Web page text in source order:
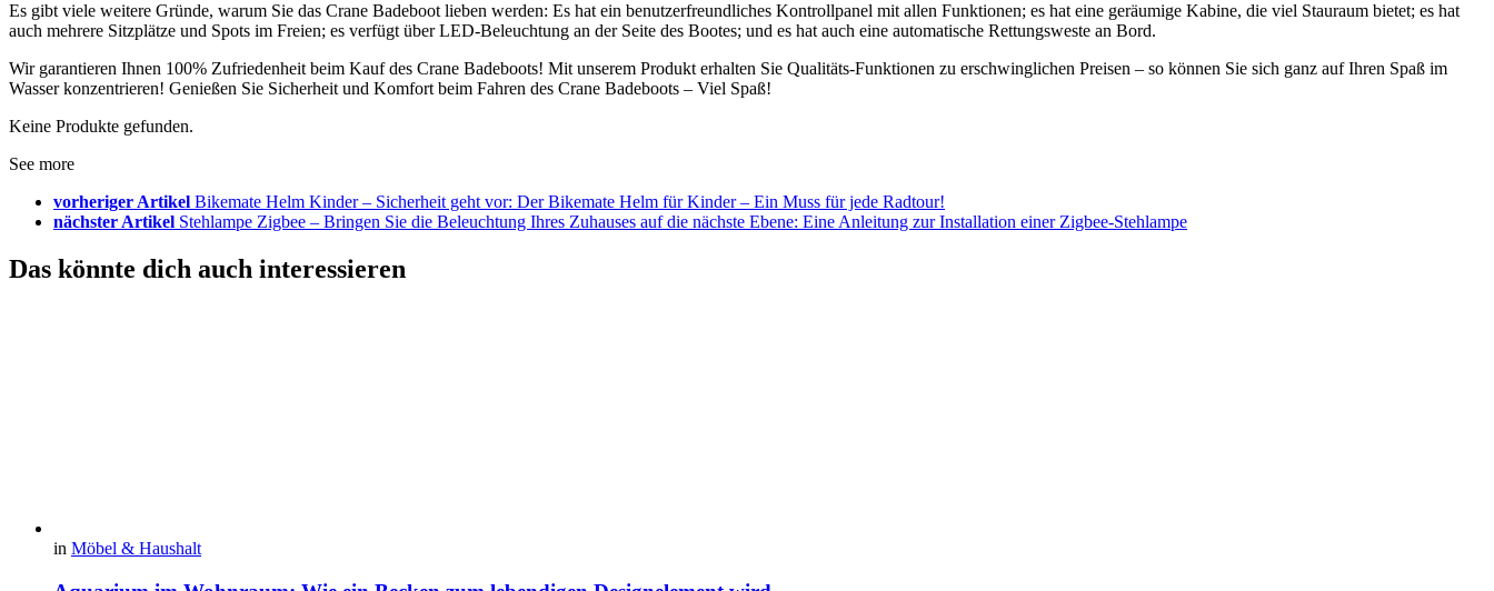
Es gibt viele weitere Gründe, warum Sie das Crane Badeboot lieben werden: Es hat ein benutzerfreundliches Kontrollpanel mit allen Funktionen; es hat eine geräumige Kabine, die viel Stauraum bietet; es hat
auch mehrere Sitzplätze und Spots im Freien; es verfügt über LED-Beleuchtung an der Seite des Bootes; und es hat auch eine automatische Rettungsweste an Bord.
Wir garantieren Ihnen 100% Zufriedenheit beim Kauf des Crane Badeboots! Mit unserem Produkt erhalten Sie Qualitäts-Funktionen zu erschwinglichen Preisen – so können Sie sich ganz auf Ihren Spaß im
Wasser konzentrieren! Genießen Sie Sicherheit und Komfort beim Fahren des Crane Badeboots – Viel Spaß!
Keine Produkte gefunden.
See more
vorheriger Artikel Bikemate Helm Kinder – Sicherheit geht vor: Der Bikemate Helm für Kinder – Ein Muss für jede Radtour!
nächster Artikel Stehlampe Zigbee – Bringen Sie die Beleuchtung Ihres Zuhauses auf die nächste Ebene: Eine Anleitung zur Installation einer Zigbee-Stehlampe
Das könnte dich auch interessieren
in Möbel & Haushalt